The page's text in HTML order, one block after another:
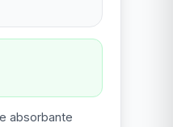
absorbante